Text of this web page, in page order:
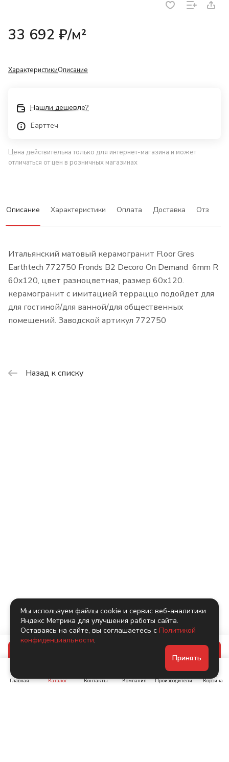
33 692 ₽/м²
ХарактеристикиОписание
Нашли дешевле?
Еарттеч
Цена действительна только для интернет-магазина и может
отличаться от цен в розничных магазинах
Описание Характеристики Оплата Доставка Отзывы
Итальянский матовый керамогранит Floor Gres
Earthtech 772750 Fronds B2 Decoro On Demand 6mm R
60x120, цвет разноцветная, размер 60x120.
керамогранит с имитацией терраццо подойдет для
для гостиной/для ванной/для общественных
помещений. Заводской артикул 772750
Назад к списку
Главная Каталог Контакты Компания Производители Корзина
Мы используем файлы cookie и сервис веб-аналитики
Яндекс Метрика для улучшения работы сайта.
Оставаясь на сайте, вы соглашаетесь с Политикой
конфиденциальности.
Принять